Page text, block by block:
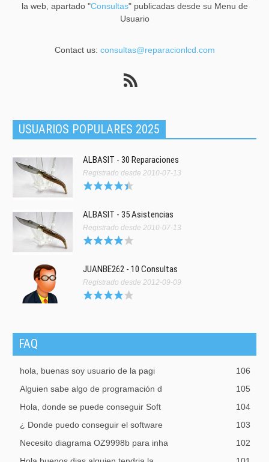
la web, apartado "Consultas" publicadas desde su Menu de
Usuario
Contact us: consultas@reparacionlcd.com
USUARIOS POPULARES 2025
ALBASIT - 30 Reparaciones
Registrado desde 2010-07-13
ALBASIT - 35 Asistencias
Registrado desde 2010-07-13
JUANBE262 - 10 Consultas
Registrado desde 2012-09-09
FAQ
hola, buenas soy usuario de la pagi
106
Alguien sabe algo de programación d
105
Hola, donde se puede conseguir Soft
104
¿ Donde puedo conseguir el software
103
Necesito diagrama OZ9998b para inha
102